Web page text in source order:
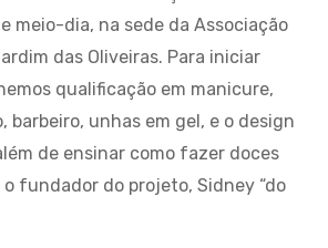
meio-dia, na sede da Associação
das Oliveiras. Para iniciar
qualificação em manicure,
barbeiro, unhas em gel, e o design
de ensinar como fazer doces
o fundador do projeto, Sidney “do